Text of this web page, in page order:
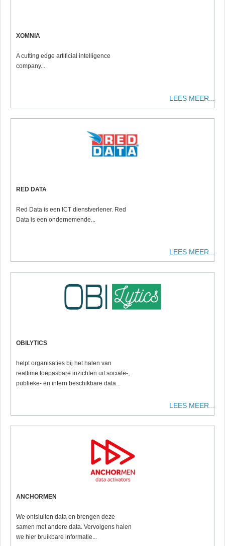
XOMNIA
A cutting edge artificial intelligence
company...
LEES MEER...
RED DATA
Red Data is een ICT dienstverlener. Red
Data is een ondernemende...
LEES MEER...
OBILYTICS
helpt organisaties bij het halen van
realtime toepasbare inzichten uit sociale-,
publieke- en intern beschikbare data...
LEES MEER...
ANCHORMEN
We ontsluiten data en brengen deze
samen met andere data. Vervolgens halen
we hier bruikbare informatie...